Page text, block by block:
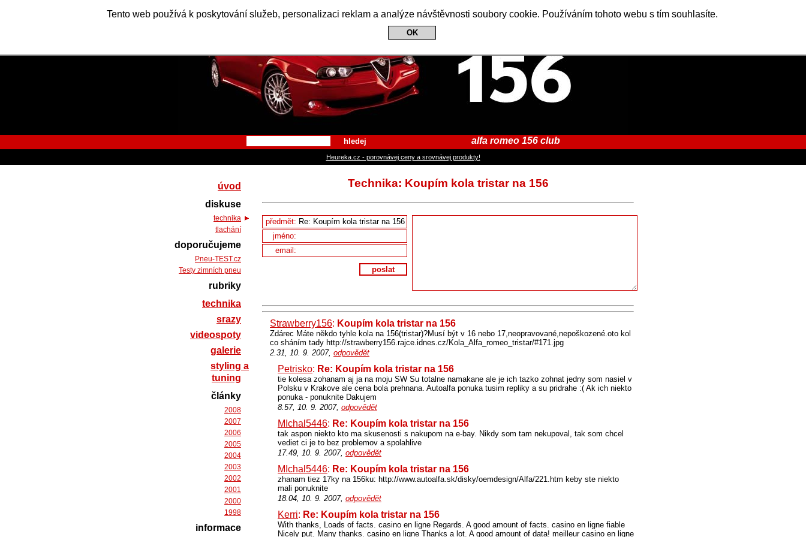
Tento web používá k poskytování služeb, personalizaci reklam a analýze návštěvnosti soubory cookie. Používáním tohoto webu s tím souhlasíte.
OK
Alfa Romeo 156 Club
hledej alfa romeo 156 club
Heureka.cz - porovnávej ceny a srovnávej produkty!
Technika: Koupím kola tristar na 156
předmět:
jméno:
email:
poslat
Strawberry156: Koupím kola tristar na 156
Zdárec Máte někdo tyhle kola na 156(tristar)?Musí být v 16 nebo 17,neopravované,nepoškozené.oto kol
co sháním tady http://strawberry156.rajce.idnes.cz/Kola_Alfa_romeo_tristar/#171.jpg
2.31, 10. 9. 2007, odpovědět
Petrisko: Re: Koupím kola tristar na 156
tie kolesa zohanam aj ja na moju SW Su totalne namakane ale je ich tazko zohnat jedny som nasiel v
Polsku v Krakove ale cena bola prehnana. Autoalfa ponuka tusim repliky a su pridrahe :( Ak ich niekto
ponuka - ponuknite Dakujem
8.57, 10. 9. 2007, odpovědět
MIchal5446: Re: Koupím kola tristar na 156
tak aspon niekto kto ma skusenosti s nakupom na e-bay. Nikdy som tam nekupoval, tak som chcel
vediet ci je to bez problemov a spolahlive
17.49, 10. 9. 2007, odpovědět
MIchal5446: Re: Koupím kola tristar na 156
zhanam tiez 17ky na 156ku: http://www.autoalfa.sk/disky/oemdesign/Alfa/221.htm keby ste niekto
mali ponuknite
18.04, 10. 9. 2007, odpovědět
Kerri: Re: Koupím kola tristar na 156
With thanks, Loads of facts. casino en ligne Regards. A good amount of facts. casino en ligne fiable
Nicely put. Many thanks. casino en ligne Thanks a lot. A good amount of data! meilleur casino en ligne
úvod
diskuse
technika
tlachání
doporučujeme
Pneu-TEST.cz
Testy zimních pneu
rubriky
technika
srazy
videospoty
galerie
styling a
tuning
články
2008
2007
2006
2005
2004
2003
2002
2001
2000
1998
informace